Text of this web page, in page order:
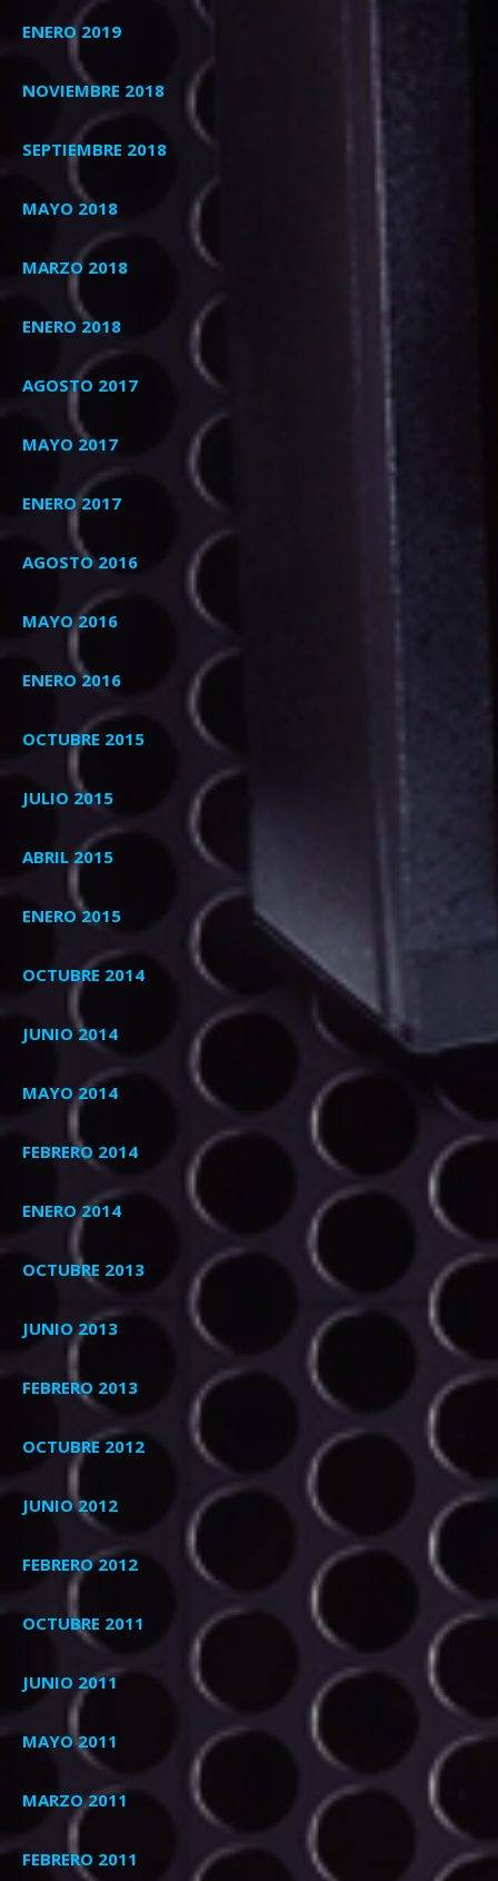
ENERO 2019
NOVIEMBRE 2018
SEPTIEMBRE 2018
MAYO 2018
MARZO 2018
ENERO 2018
AGOSTO 2017
MAYO 2017
ENERO 2017
AGOSTO 2016
MAYO 2016
ENERO 2016
OCTUBRE 2015
JULIO 2015
ABRIL 2015
ENERO 2015
OCTUBRE 2014
JUNIO 2014
MAYO 2014
FEBRERO 2014
ENERO 2014
OCTUBRE 2013
JUNIO 2013
FEBRERO 2013
OCTUBRE 2012
JUNIO 2012
FEBRERO 2012
OCTUBRE 2011
JUNIO 2011
MAYO 2011
MARZO 2011
FEBRERO 2011